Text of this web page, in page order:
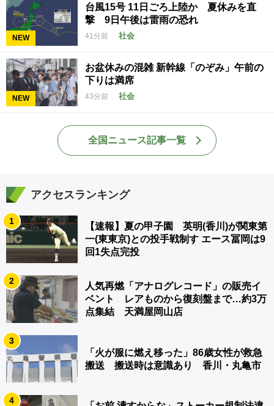
NEW
台風15号 11日ごろ上陸か 夏休みを直
撃 9日午後は雷雨の恐れ
41分前 社会
NEW
お盆休みの混雑 新幹線「のぞみ」午前の
下りは満席
43分前 社会
全国ニュース記事一覧
アクセスランキング
1
【速報】夏の甲子園 英明(香川)が関東第
一(東東京)との投手戦制す エース冨岡は9
回1失点完投
2
人気再燃「アナログレコード」の販売イ
ベント レアものから復刻盤まで…約3万
点集結 天満屋岡山店
3
「火が服に燃え移った」86歳女性が救急
搬送 搬送時は意識あり 香川・丸亀市
4